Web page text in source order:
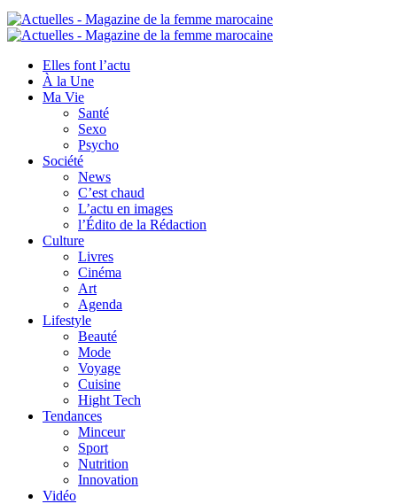
Elles font l’actu
À la Une
Ma Vie
Santé
Sexo
Psycho
Société
News
C’est chaud
L’actu en images
l’Édito de la Rédaction
Culture
Livres
Cinéma
Art
Agenda
Lifestyle
Beauté
Mode
Voyage
Cuisine
Hight Tech
Tendances
Minceur
Sport
Nutrition
Innovation
Vidéo